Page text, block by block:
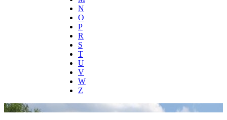
N
O
P
R
S
T
U
V
W
Z